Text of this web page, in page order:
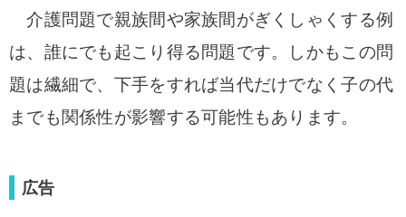
介護問題で親族間や家族間がぎくしゃくする例
は、誰にでも起こり得る問題です。しかもこの問
題は繊細で、下手をすれば当代だけでなく子の代
までも関係性が影響する可能性もあります。
広告